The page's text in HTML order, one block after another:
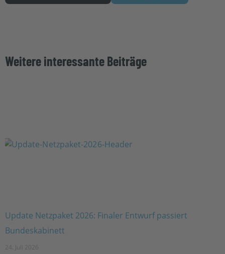
Weitere interessante Beiträge
Update Netzpaket 2026: Finaler Entwurf passiert
Bundeskabinett
24. Juli 2026